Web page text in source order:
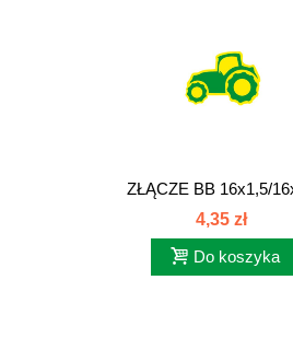
ZŁĄCZE BB 16x1,5/
złącze...
4,35 zł
Do koszyka